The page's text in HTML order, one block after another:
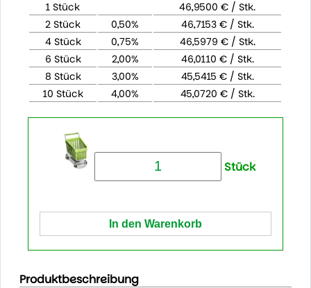
1 Stück
46,9500 € / Stk.
2 Stück
0,50%
46,7153 € / Stk.
4 Stück
0,75%
46,5979 € / Stk.
6 Stück
2,00%
46,0110 € / Stk.
8 Stück
3,00%
45,5415 € / Stk.
10 Stück
4,00% 45,0720 € / Stk.
Stück
Produktbeschreibung